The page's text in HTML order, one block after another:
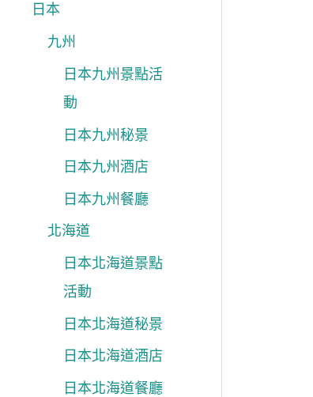
日本
九州
日本九州景點活
動
日本九州秘景
日本九州酒店
日本九州餐廳
北海道
日本北海道景點
活動
日本北海道秘景
日本北海道酒店
日本北海道餐廳